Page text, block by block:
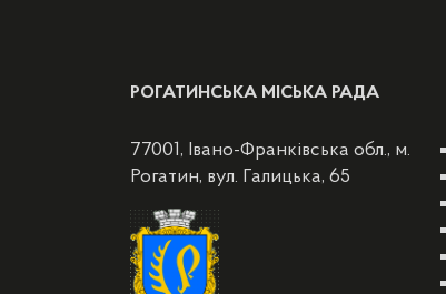
РОГАТИНСЬКА МІСЬКА РАДА
77001, Івано-Франківська обл., м.
Рогатин, вул. Галицька, 65